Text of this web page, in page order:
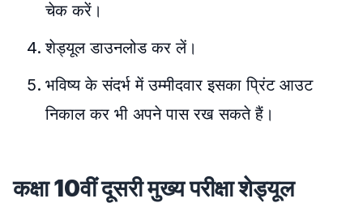
चेक करें।
शेड्यूल डाउनलोड कर लें।
भविष्य के संदर्भ में उम्मीदवार इसका प्रिंट आउट
निकाल कर भी अपने पास रख सकते हैं।
कक्षा 10वीं दूसरी मुख्य परीक्षा शेड्यूल